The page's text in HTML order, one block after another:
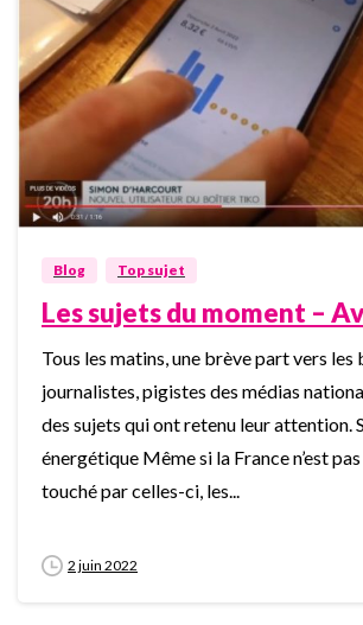
Blog Top sujet
Les sujets du moment –
Tous les matins, une brève part vers les
journalistes, pigistes des médias
des sujets qui ont retenu leur attention.
énergétique Même si la France n’est
touché par celles-ci, les...
2 juin 2022